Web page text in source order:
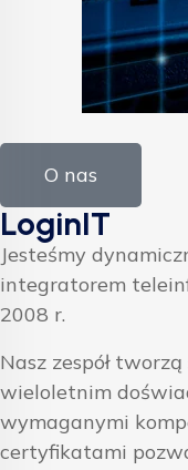
O nas
LoginIT
Jesteśmy
integratorem
2008 r.
Nasz zespół
wieloletnim
wymaganymi
certyfikatami